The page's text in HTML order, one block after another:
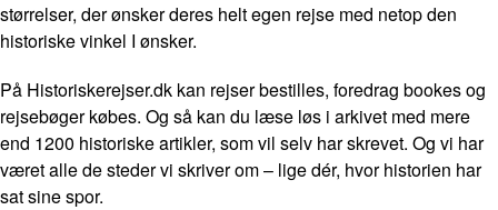
størrelser, der ønsker deres helt egen rejse med netop den
historiske vinkel I ønsker.
På Historiskerejser.dk kan rejser bestilles, foredrag bookes og
rejsebøger købes. Og så kan du læse løs i arkivet med mere
end 1200 historiske artikler, som vil selv har skrevet. Og vi har
været alle de steder vi skriver om – lige dér, hvor historien har
sat sine spor.